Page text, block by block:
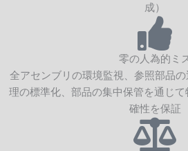
成）
零の人為的ミ
全アセンブリの環境監視、参照部品
理の標準化、部品の集中保管を通じ
確性を保証